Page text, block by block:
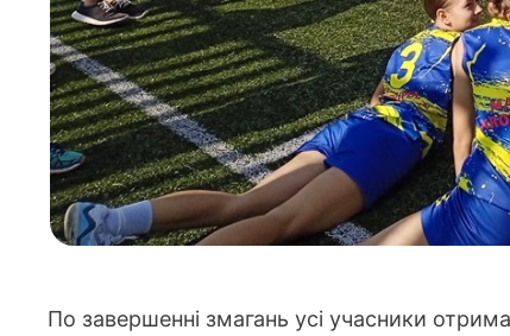
По завершенні змагань усі учасники